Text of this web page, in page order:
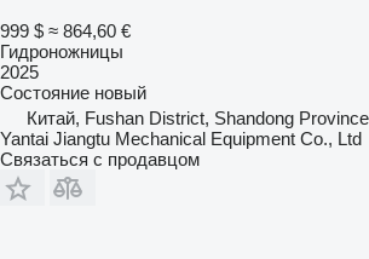
999 $ ≈ 864,60 €
Гидроножницы
2025
Состояние новый
Китай, Fushan District, Shandong
Yantai Jiangtu Mechanical Equipment Co., Ltd
Связаться с продавцом